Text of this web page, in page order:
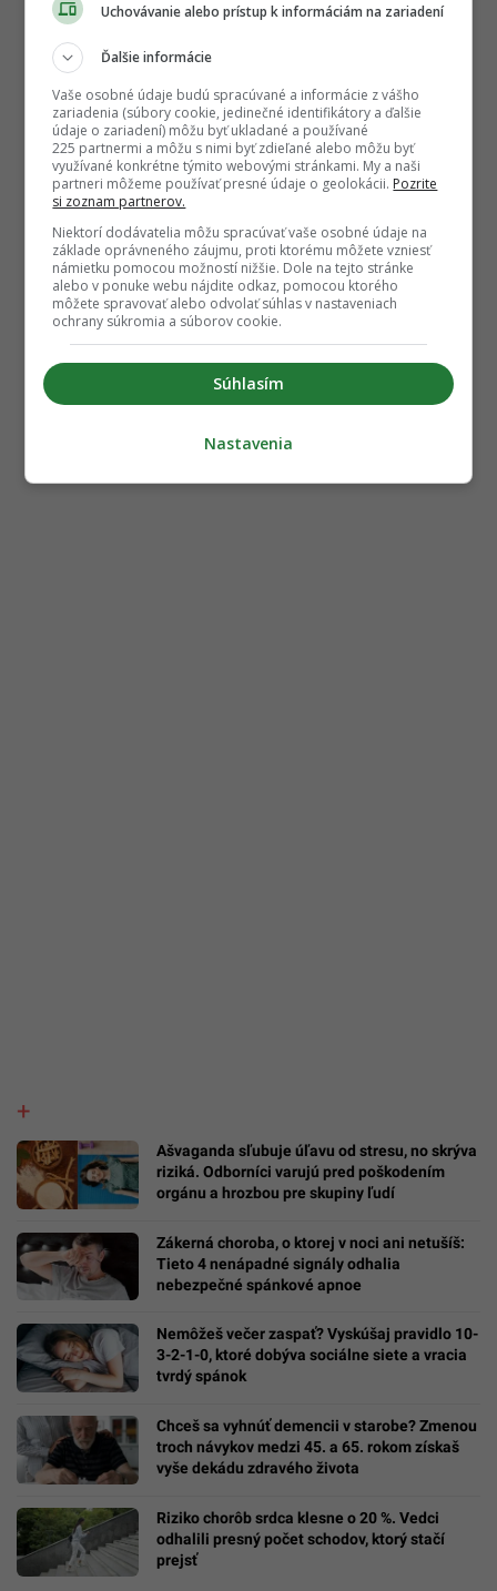
Ašvaganda sľubuje úľavu od stresu, no skrýva
riziká. Odborníci varujú pred poškodením
orgánu a hrozbou pre skupiny ľudí
Zákerná choroba, o ktorej v noci ani netušíš:
Tieto 4 nenápadné signály odhalia
nebezpečné spánkové apnoe
Nemôžeš večer zaspať? Vyskúšaj pravidlo 10-
3-2-1-0, ktoré dobýva sociálne siete a vracia
tvrdý spánok
Chceš sa vyhnúť demencii v starobe? Zmenou
troch návykov medzi 45. a 65. rokom získaš
vyše dekádu zdravého života
Riziko chorôb srdca klesne o 20 %. Vedci
odhalili presný počet schodov, ktorý stačí
prejsť
Uchovávanie alebo prístup k informáciám na zariadení
Ďalšie informácie
Vaše osobné údaje budú spracúvané a informácie z vášho
zariadenia (súbory cookie, jedinečné identifikátory a ďalšie
údaje o zariadení) môžu byť ukladané a používané
225 partnermi a môžu s nimi byť zdieľané alebo môžu byť
využívané konkrétne týmito webovými stránkami. My a naši
partneri môžeme používať presné údaje o geolokácii. Pozrite
si zoznam partnerov.
Niektorí dodávatelia môžu spracúvať vaše osobné údaje na
základe oprávneného záujmu, proti ktorému môžete vzniesť
námietku pomocou možností nižšie. Dole na tejto stránke
alebo v ponuke webu nájdite odkaz, pomocou ktorého
môžete spravovať alebo odvolať súhlas v nastaveniach
ochrany súkromia a súborov cookie.
Súhlasím
Nastavenia